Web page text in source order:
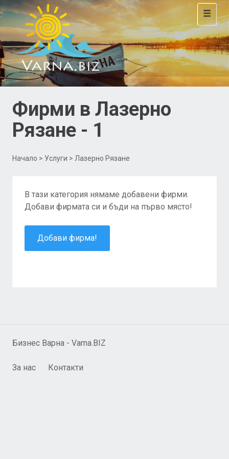
Toggle
Фирми в Лазерно
Рязане - 1
Начало > Услуги > Лазерно Рязане
В тази категория нямаме добавени фирми.
Добави фирмата си и бъди на първо място!
Добави фирма!
Бизнес Варна - Varna.BIZ
За нас Контакти